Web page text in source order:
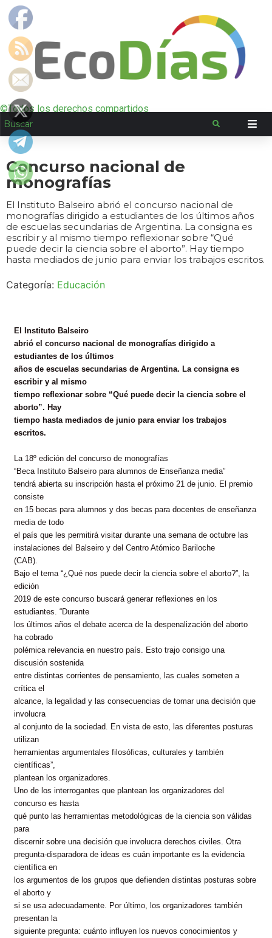
©Todos los derechos compartidos
Concurso nacional de
monografías
El Instituto Balseiro abrió el concurso nacional de
monografías dirigido a estudiantes de los últimos años
de escuelas secundarias de Argentina. La consigna es
escribir y al mismo tiempo reflexionar sobre “Qué
puede decir la ciencia sobre el aborto”. Hay tiempo
hasta mediados de junio para enviar los trabajos escritos.
Categoría: Educación
El Instituto Balseiro
abrió el concurso nacional de monografías dirigido a
estudiantes de los últimos
años de escuelas secundarias de Argentina. La consigna es
escribir y al mismo
tiempo reflexionar sobre “Qué puede decir la ciencia sobre el
aborto”. Hay
tiempo hasta mediados de junio para enviar los trabajos
escritos.
La 18º edición del concurso de monografías
“Beca Instituto Balseiro para alumnos de Enseñanza media”
tendrá abierta su inscripción hasta el próximo 21 de junio. El premio
consiste
en 15 becas para alumnos y dos becas para docentes de enseñanza
media de todo
el país que les permitirá visitar durante una semana de octubre las
instalaciones del Balseiro y del Centro Atómico Bariloche
(CAB).
Bajo el tema “¿Qué nos puede decir la ciencia sobre el aborto?”, la
edición
2019 de este concurso buscará generar reflexiones en los
estudiantes. “Durante
los últimos años el debate acerca de la despenalización del aborto
ha cobrado
polémica relevancia en nuestro país. Esto trajo consigo una
discusión sostenida
entre distintas corrientes de pensamiento, las cuales someten a
crítica el
alcance, la legalidad y las consecuencias de tomar una decisión que
involucra
al conjunto de la sociedad. En vista de esto, las diferentes posturas
utilizan
herramientas argumentales filosóficas, culturales y también
científicas”,
plantean los organizadores.
Uno de los interrogantes que plantean los organizadores del
concurso es hasta
qué punto las herramientas metodológicas de la ciencia son válidas
para
discernir sobre una decisión que involucra derechos civiles. Otra
pregunta-disparadora de ideas es cuán importante es la evidencia
científica en
los argumentos de los grupos que defienden distintas posturas sobre
el aborto y
si se usa adecuadamente. Por último, los organizadores también
presentan la
siguiente pregunta: cuánto influyen los nuevos conocimientos y